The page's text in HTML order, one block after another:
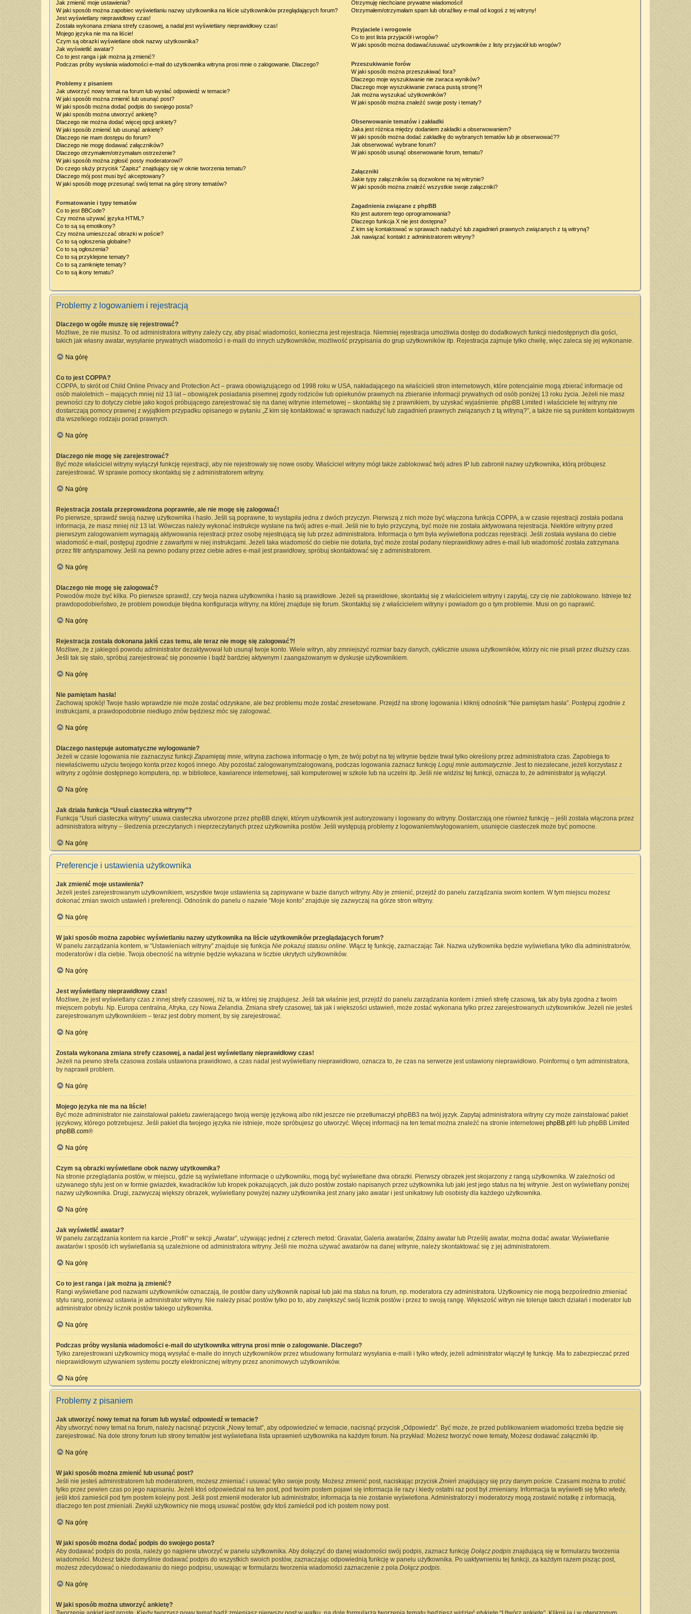
Jak zmienić moje ustawienia?
W jaki sposób można zapobiec wyświetlaniu nazwy użytkownika na liście użytkowników przeglądających forum?
Jest wyświetlany nieprawidłowy czas!
Została wykonana zmiana strefy czasowej, a nadal jest wyświetlany nieprawidłowy czas!
Mojego języka nie ma na liście!
Czym są obrazki wyświetlane obok nazwy użytkownika?
Jak wyświetlić awatar?
Co to jest ranga i jak można ją zmienić?
Podczas próby wysłania wiadomości e-mail do użytkownika witryna prosi mnie o zalogowanie. Dlaczego?
Problemy z pisaniem
Jak utworzyć nowy temat na forum lub wysłać odpowiedź w temacie?
W jaki sposób można zmienić lub usunąć post?
W jaki sposób można dodać podpis do swojego posta?
W jaki sposób można utworzyć ankietę?
Dlaczego nie można dodać więcej opcji ankiety?
W jaki sposób zmienić lub usunąć ankietę?
Dlaczego nie mam dostępu do forum?
Dlaczego nie mogę dodawać załączników?
Dlaczego otrzymałem/otrzymałam ostrzeżenie?
W jaki sposób można zgłosić posty moderatorowi?
Do czego służy przycisk “Zapisz” znajdujący się w oknie tworzenia tematu?
Dlaczego mój post musi być akceptowany?
W jaki sposób mogę przesunąć swój temat na górę strony tematów?
Formatowanie i typy tematów
Co to jest BBCode?
Czy można używać języka HTML?
Co to są są emotikony?
Czy można umieszczać obrazki w poście?
Co to są ogłoszenia globalne?
Co to są ogłoszenia?
Co to są przyklejone tematy?
Co to są zamknięte tematy?
Co to są ikony tematu?
Otrzymuję niechciane prywatne wiadomości!
Otrzymałem/otrzymałam spam lub obraźliwy e-mail od kogoś z tej witryny!
Przyjaciele i wrogowie
Co to jest lista przyjaciół i wrogów?
W jaki sposób można dodawać/usuwać użytkowników z listy przyjaciół lub wrogów?
Przeszukiwanie forów
W jaki sposób można przeszukiwać fora?
Dlaczego moje wyszukiwanie nie zwraca wyników?
Dlaczego moje wyszukiwanie zwraca pustą stronę?!
Jak można wyszukać użytkowników?
W jaki sposób można znaleźć swoje posty i tematy?
Obserwowanie tematów i zakładki
Jaka jest różnica między dodaniem zakładki a obserwowaniem?
W jaki sposób można dodać zakładkę do wybranych tematów lub je obserwować??
Jak obserwować wybrane forum?
W jaki sposób usunąć obserwowanie forum, tematu?
Załączniki
Jakie typy załączników są dozwolone na tej witrynie?
W jaki sposób można znaleźć wszystkie swoje załączniki?
Zagadnienia związane z phpBB
Kto jest autorem tego oprogramowania?
Dlaczego funkcja X nie jest dostępna?
Z kim się kontaktować w sprawach nadużyć lub zagadnień prawnych związanych z tą witryną?
Jak nawiązać kontakt z administratorem witryny?
Problemy z logowaniem i rejestracją
Dlaczego w ogóle muszę się rejestrować?
Możliwe, że nie musisz. To od administratora witryny zależy czy, aby pisać wiadomości, konieczna jest rejestracja. Niemniej rejestracja umożliwia dostęp do dodatkowych funkcji niedostępnych dla gości,
takich jak własny awatar, wysyłanie prywatnych wiadomości i e-maili do innych użytkowników, możliwość przypisania do grup użytkowników itp. Rejestracja zajmuje tylko chwilę, więc zaleca się jej wykonanie.
Na górę
Co to jest COPPA?
COPPA, to skrót od Child Online Privacy and Protection Act – prawa obowiązującego od 1998 roku w USA, nakładającego na właścicieli stron internetowych, które potencjalnie mogą zbierać informacje od
osób małoletnich – mających mniej niż 13 lat – obowiązek posiadania pisemnej zgody rodziców lub opiekunów prawnych na zbieranie informacji prywatnych od osób poniżej 13 roku życia. Jeżeli nie masz
pewności czy to dotyczy ciebie jako kogoś próbującego zarejestrować się na danej witrynie internetowej – skontaktuj się z prawnikiem, by uzyskać wyjaśnienie. phpBB Limited i właściciele tej witryny nie
dostarczają pomocy prawnej z wyjątkiem przypadku opisanego w pytaniu „Z kim się kontaktować w sprawach nadużyć lub zagadnień prawnych związanych z tą witryną?”, a także nie są punktem kontaktowym
dla wszelkiego rodzaju porad prawnych.
Na górę
Dlaczego nie mogę się zarejestrować?
Być może właściciel witryny wyłączył funkcję rejestracji, aby nie rejestrowały się nowe osoby. Właściciel witryny mógł także zablokować twój adres IP lub zabronił nazwy użytkownika, którą próbujesz
zarejestrować. W sprawie pomocy skontaktuj się z administratorem witryny.
Na górę
Rejestracja została przeprowadzona poprawnie, ale nie mogę się zalogować!
Po pierwsze, sprawdź swoją nazwę użytkownika i hasło. Jeśli są poprawne, to wystąpiła jedna z dwóch przyczyn. Pierwszą z nich może być włączona funkcja COPPA, a w czasie rejestracji została podana
informacja, że masz mniej niż 13 lat. Wówczas należy wykonać instrukcje wysłane na twój adres e-mail. Jeśli nie to było przyczyną, być może nie została aktywowana rejestracja. Niektóre witryny przed
pierwszym zalogowaniem wymagają aktywowania rejestracji przez osobę rejestrującą się lub przez administratora. Informacja o tym była wyświetlona podczas rejestracji. Jeśli została wysłana do ciebie
wiadomość e-mail, postępuj zgodnie z zawartymi w niej instrukcjami. Jeżeli taka wiadomość do ciebie nie dotarła, być może został podany nieprawidłowy adres e-mail lub wiadomość została zatrzymana
przez filtr antyspamowy. Jeśli na pewno podany przez ciebie adres e-mail jest prawidłowy, spróbuj skontaktować się z administratorem.
Na górę
Dlaczego nie mogę się zalogować?
Powodów może być kilka. Po pierwsze sprawdź, czy twoja nazwa użytkownika i hasło są prawidłowe. Jeżeli są prawidłowe, skontaktuj się z właścicielem witryny i zapytaj, czy cię nie zablokowano. Istnieje też
prawdopodobieństwo, że problem powoduje błędna konfiguracja witryny, na której znajduje się forum. Skontaktuj się z właścicielem witryny i powiadom go o tym problemie. Musi on go naprawić.
Na górę
Rejestracja została dokonana jakiś czas temu, ale teraz nie mogę się zalogować?!
Możliwe, że z jakiegoś powodu administrator dezaktywował lub usunął twoje konto. Wiele witryn, aby zmniejszyć rozmiar bazy danych, cyklicznie usuwa użytkowników, którzy nic nie pisali przez dłuższy czas.
Jeśli tak się stało, spróbuj zarejestrować się ponownie i bądź bardziej aktywnym i zaangażowanym w dyskusje użytkownikiem.
Na górę
Nie pamiętam hasła!
Zachowaj spokój! Twoje hasło wprawdzie nie może zostać odzyskane, ale bez problemu może zostać zresetowane. Przejdź na stronę logowania i kliknij odnośnik “Nie pamiętam hasła”. Postępuj zgodnie z
instrukcjami, a prawdopodobnie niedługo znów będziesz móc się zalogować.
Na górę
Dlaczego następuje automatyczne wylogowanie?
Jeżeli w czasie logowania nie zaznaczysz funkcjiZapamiętaj mnie, witryna zachowa informację o tym, że twój pobyt na tej witrynie będzie trwał tylko określony przez administratora czas. Zapobiega to
niewłaściwemu użyciu twojego konta przez kogoś innego. Aby pozostać zalogowanym/zalogowaną, podczas logowania zaznacz funkcję Loguj mnie automatycznie. Jest to niezalecane, jeżeli korzystasz z
witryny z ogólnie dostępnego komputera, np. w bibliotece, kawiarence internetowej, sali komputerowej w szkole lub na uczelni itp. Jeśli nie widzisz tej funkcji, oznacza to, że administrator ją wyłączył.
Na górę
Jak działa funkcja “Usuń ciasteczka witryny”?
Funkcja “Usuń ciasteczka witryny” usuwa ciasteczka utworzone przez phpBB dzięki, którym użytkownik jest autoryzowany i logowany do witryny. Dostarczają one również funkcję – jeśli została włączona przez
administratora witryny – śledzenia przeczytanych i nieprzeczytanych przez użytkownika postów. Jeśli występują problemy z logowaniem/wylogowaniem, usunięcie ciasteczek może być pomocne.
Na górę
Preferencje i ustawienia użytkownika
Jak zmienić moje ustawienia?
Jeżeli jesteś zarejestrowanym użytkownikiem, wszystkie twoje ustawienia są zapisywane w bazie danych witryny. Aby je zmienić, przejdź do panelu zarządzania swoim kontem. W tym miejscu możesz
dokonać zmian swoich ustawień i preferencji. Odnośnik do panelu o nazwie “Moje konto” znajduje się zazwyczaj na górze stron witryny.
Na górę
W jaki sposób można zapobiec wyświetlaniu nazwy użytkownika na liście użytkowników przeglądających forum?
W panelu zarządzania kontem, w “Ustawieniach witryny” znajduje się funkcja Nie pokazuj statusu online. Włącz tę funkcję, zaznaczając Tak. Nazwa użytkownika będzie wyświetlana tylko dla administratorów,
moderatorów i dla ciebie. Twoja obecność na witrynie będzie wykazana w liczbie ukrytych użytkowników.
Na górę
Jest wyświetlany nieprawidłowy czas!
Możliwe, że jest wyświetlany czas z innej strefy czasowej, niż ta, w której się znajdujesz. Jeśli tak właśnie jest, przejdź do panelu zarządzania kontem i zmień strefę czasową, tak aby była zgodna z twoim
miejscem pobytu. Np. Europa centralna, Afryka, czy Nowa Zelandia. Zmiana strefy czasowej, tak jak i większości ustawień, może zostać wykonana tylko przez zarejestrowanych użytkowników. Jeżeli nie jesteś
zarejestrowanym użytkownikiem – teraz jest dobry moment, by się zarejestrować.
Na górę
Została wykonana zmiana strefy czasowej, a nadal jest wyświetlany nieprawidłowy czas!
Jeżeli na pewno strefa czasowa została ustawiona prawidłowo, a czas nadal jest wyświetlany nieprawidłowo, oznacza to, że czas na serwerze jest ustawiony nieprawidłowo. Poinformuj o tym administratora,
by naprawił problem.
Na górę
Mojego języka nie ma na liście!
Być może administrator nie zainstalował pakietu zawierającego twoją wersję językową albo nikt jeszcze nie przetłumaczył phpBB3 na twój język. Zapytaj administratora witryny czy może zainstalować pakiet
językowy, którego potrzebujesz. Jeśli pakiet dla twojego języka nie istnieje, może spróbujesz go utworzyć. Więcej informacji na ten temat można znaleźć na stronie internetowej phpBB.pl ® lub phpBB Limited
phpBB.com®
Na górę
Czym są obrazki wyświetlane obok nazwy użytkownika?
Na stronie przeglądania postów, w miejscu, gdzie są wyświetlane informacje o użytkowniku, mogą być wyświetlane dwa obrazki. Pierwszy obrazek jest skojarzony z rangą użytkownika. W zależności od
używanego stylu jest on w formie gwiazdek, kwadracików lub kropek pokazujących, jak dużo postów zostało napisanych przez użytkownika lub jaki jest jego status na tej witrynie. Jest on wyświetlany poniżej
nazwy użytkownika. Drugi, zazwyczaj większy obrazek, wyświetlany powyżej nazwy użytkownika jest znany jako awatar i jest unikatowy lub osobisty dla każdego użytkownika.
Na górę
Jak wyświetlić awatar?
W panelu zarządzania kontem na karcie „Profil” w sekcji „Awatar”, używając jednej z czterech metod: Gravatar, Galeria awatarów, Zdalny awatar lub Prześlij awatar, można dodać awatar. Wyświetlanie
awatarów i sposób ich wyświetlania są uzależnione od administratora witryny. Jeśli nie można używać awatarów na danej witrynie, należy skontaktować się z jej administratorem.
Na górę
Co to jest ranga i jak można ją zmienić?
Rangi wyświetlane pod nazwami użytkowników oznaczają, ile postów dany użytkownik napisał lub jaki ma status na forum, np. moderatora czy administratora. Użytkownicy nie mogą bezpośrednio zmieniać
stylu rang, ponieważ ustawia je administrator witryny. Nie należy pisać postów tylko po to, aby zwiększyć swój licznik postów i przez to swoją rangę. Większość witryn nie toleruje takich działań i moderator lub
administrator obniży licznik postów takiego użytkownika.
Na górę
Podczas próby wysłania wiadomości e-mail do użytkownika witryna prosi mnie o zalogowanie. Dlaczego?
Tylko zarejestrowani użytkownicy mogą wysyłać e-maile do innych użytkowników przez wbudowany formularz wysyłania e-maili i tylko wtedy, jeżeli administrator włączył tę funkcję. Ma to zabezpieczać przed
nieprawidłowym używaniem systemu poczty elektronicznej witryny przez anonimowych użytkowników.
Na górę
Problemy z pisaniem
Jak utworzyć nowy temat na forum lub wysłać odpowiedź w temacie?
Aby utworzyć nowy temat na forum, należy nacisnąć przycisk „Nowy temat”, aby odpowiedzieć w temacie, nacisnąć przycisk „Odpowiedz”. Być może, że przed publikowaniem wiadomości trzeba będzie się
zarejestrować. Na dole strony forum lub strony tematów jest wyświetlana lista uprawnień użytkownika na każdym forum. Na przykład: Możesz tworzyć nowe tematy, Możesz dodawać załączniki itp.
Na górę
W jaki sposób można zmienić lub usunąć post?
Jeśli nie jesteś administratorem lub moderatorem, możesz zmieniać i usuwać tylko swoje posty. Możesz zmienić post, naciskając przyciskZmień znajdujący się przy danym poście. Czasami można to zrobić
tylko przez pewien czas po jego napisaniu. Jeżeli ktoś odpowiedział na ten post, pod twoim postem pojawi się informacja ile razy i kiedy ostatni raz post był zmieniany. Informacja ta wyświetli się tylko wtedy,
jeśli ktoś zamieścił pod tym postem kolejny post. Jeśli post zmienił moderator lub administrator, informacja ta nie zostanie wyświetlona. Administratorzy i moderatorzy mogą zostawić notatkę z informacją,
dlaczego ten post zmieniali. Zwykli użytkownicy nie mogą usuwać postów, gdy ktoś zamieścił pod ich postem nowy post.
Na górę
W jaki sposób można dodać podpis do swojego posta?
Aby dodawać podpis do posta, należy go najpierw utworzyć w panelu użytkownika. Aby dołączyć do danej wiadomości swój podpis, zaznacz funkcję Dołącz podpis znajdującą się w formularzu tworzenia
wiadomości. Możesz także domyślnie dodawać podpis do wszystkich swoich postów, zaznaczając odpowiednią funkcję w panelu użytkownika. Po uaktywnieniu tej funkcji, za każdym razem pisząc post,
możesz zdecydować o niedodawaniu do niego podpisu, usuwając w formularzu tworzenia wiadomości zaznaczenie z pola Dołącz podpis.
Na górę
W jaki sposób można utworzyć ankietę?